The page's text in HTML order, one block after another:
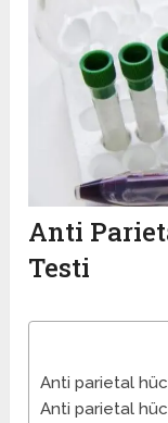
Anti
Testi
Anti parietal
Anti parietal